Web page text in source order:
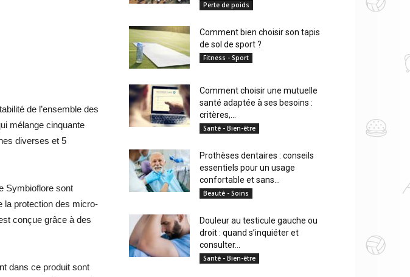
de l’ensemble des
mélange cinquante
diverses et 5
Symbioflore sont
la protection des micro-
conçue grâce à des
dans ce produit sont
Perte de poids
Comment bien choisir son tapis
de sol de sport ?
Fitness - Sport
Comment choisir une mutuelle
santé adaptée à ses besoins :
critères,...
Santé - Bien-être
Prothèses dentaires : conseils
essentiels pour un usage
confortable et sans...
Beauté - Soins
Douleur au testicule gauche ou
droit : quand s’inquiéter et
consulter...
Santé - Bien-être